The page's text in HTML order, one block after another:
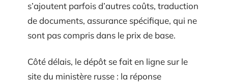
s’ajoutent parfois d’autres coûts, traduction
de documents, assurance spécifique, qui ne
sont pas compris dans le prix de base.
Côté délais, le dépôt se fait en ligne sur le
site du ministère russe : la réponse